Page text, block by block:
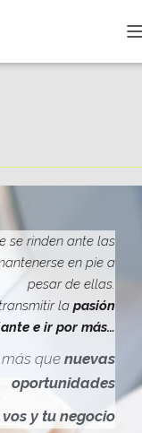
A
M
D
E
N
A
V
G
I
Ó
N
se rinden ante las
en pie a
pesar de ellas.
la pasión
e ir por más…
quenuevas
oportunidades
y tu negocio